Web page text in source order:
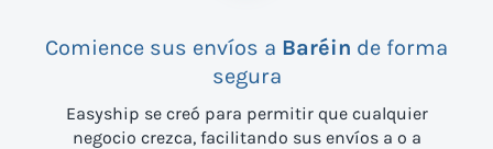
Comience sus envíos a Baréin de forma
segura
Easyship se creó para permitir que cualquier
negocio crezca, facilitando sus envíos a o a